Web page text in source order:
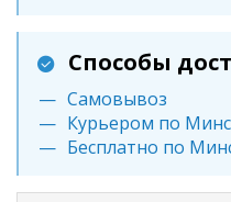
Способы
Самовывоз
Курьером по
Бесплатно по